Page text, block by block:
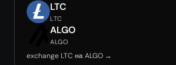
LTC
LTC
ALGO
ALGO
exchange LTC на ALGO →